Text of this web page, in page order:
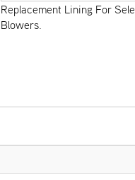
Replacement Lining For
Blowers.